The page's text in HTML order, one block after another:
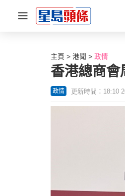
主頁 港聞 政情
香港總商會
政情 更新時間：18:10